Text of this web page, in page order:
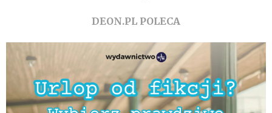
DEON.PL POLECA